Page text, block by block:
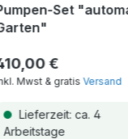
Set
€
Mwst & gratisVersand
Lieferzeit: ca. 4
Arbeitstage